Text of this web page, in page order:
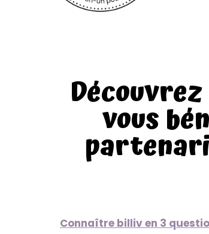
vous
Connaître billiv en 3